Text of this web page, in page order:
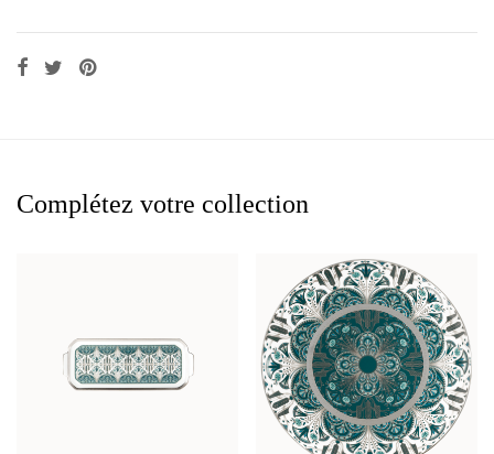
Complétez votre collection